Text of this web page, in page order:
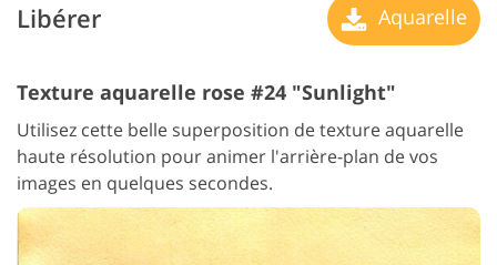
Libérer Aquarelle
Texture aquarelle rose #24 "Sunlight"
Utilisez cette belle superposition de texture aquarelle
haute résolution pour animer l'arrière-plan de vos
images en quelques secondes.